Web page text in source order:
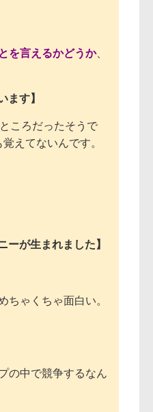
を言えるかどうか、
ます】
ころだったそうで
えてないんです。
が生まれました】
ゃくちゃ面白い。
の中で競争するなん